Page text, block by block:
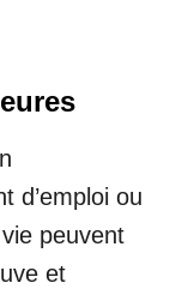
d’emploi ou
peuvent
et